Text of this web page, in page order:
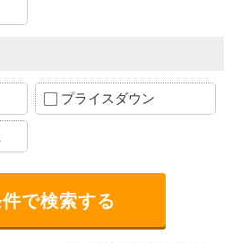
プライスダウン